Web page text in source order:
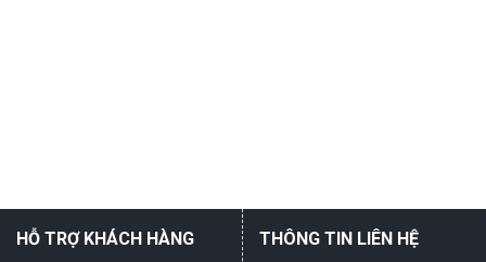
HỖ TRỢ KHÁCH HÀNG
THÔNG TIN LIÊN HỆ